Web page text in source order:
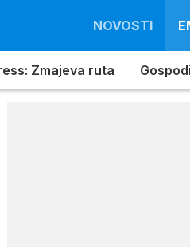
NOVOSTI
Zmajeva ruta